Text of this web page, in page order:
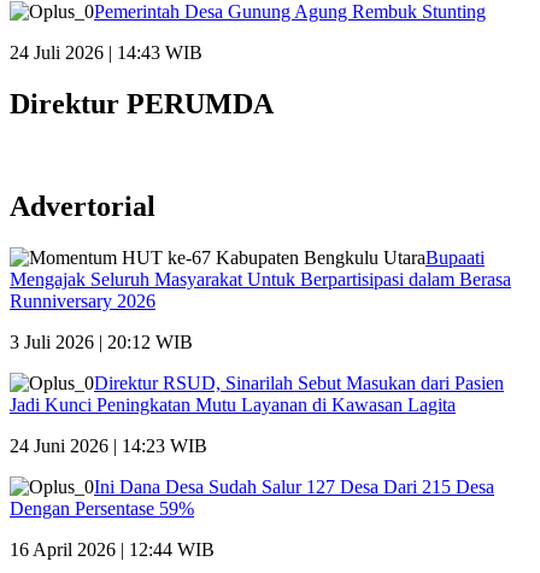
Pemerintah Desa Gunung Agung Rembuk Stunting
24 Juli 2026 | 14:43 WIB
Direktur PERUMDA
Advertorial
Bupaati
Mengajak Seluruh Masyarakat Untuk Berpartisipasi dalam Berasa
Runniversary 2026
3 Juli 2026 | 20:12 WIB
Direktur RSUD, Sinarilah Sebut Masukan dari Pasien
Jadi Kunci Peningkatan Mutu Layanan di Kawasan Lagita
24 Juni 2026 | 14:23 WIB
Ini Dana Desa Sudah Salur 127 Desa Dari 215 Desa
Dengan Persentase 59%
16 April 2026 | 12:44 WIB